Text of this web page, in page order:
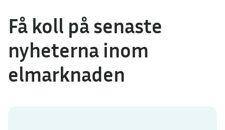
Få koll på senaste
nyheterna inom
elmarknaden